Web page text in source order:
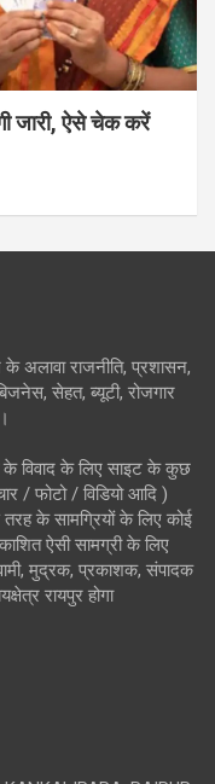
जारी, ऐसे चेक करें
अलावा राजनीति, प्रशासन,
सेहत, ब्यूटी, रोजगार
के विवाद के लिए साइट के कुछ
/ फोटो / विडियो आदि )
के सामग्रियों के लिए कोई
ऐसी सामग्री के लिए
मुद्रक, प्रकाशक, संपादक
रायपुर होगा